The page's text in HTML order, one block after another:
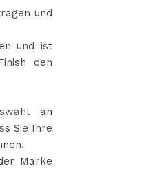
und
und ist
den
an
Sie Ihre
Marke